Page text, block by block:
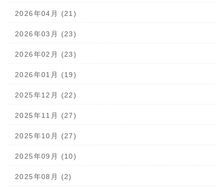
2026年04月 (21)
2026年03月 (23)
2026年02月 (23)
2026年01月 (19)
2025年12月 (22)
2025年11月 (27)
2025年10月 (27)
2025年09月 (10)
2025年08月 (2)